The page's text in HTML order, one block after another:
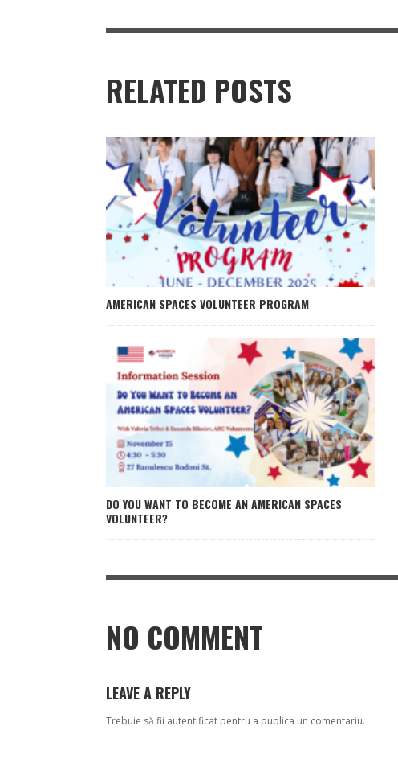
RELATED POSTS
AMERICAN SPACES VOLUNTEER PROGRAM
DO YOU WANT TO BECOME AN AMERICAN SPACES
VOLUNTEER?
NO COMMENT
LEAVE A REPLY
Trebuie să fii autentificat pentru a publica un comentariu.